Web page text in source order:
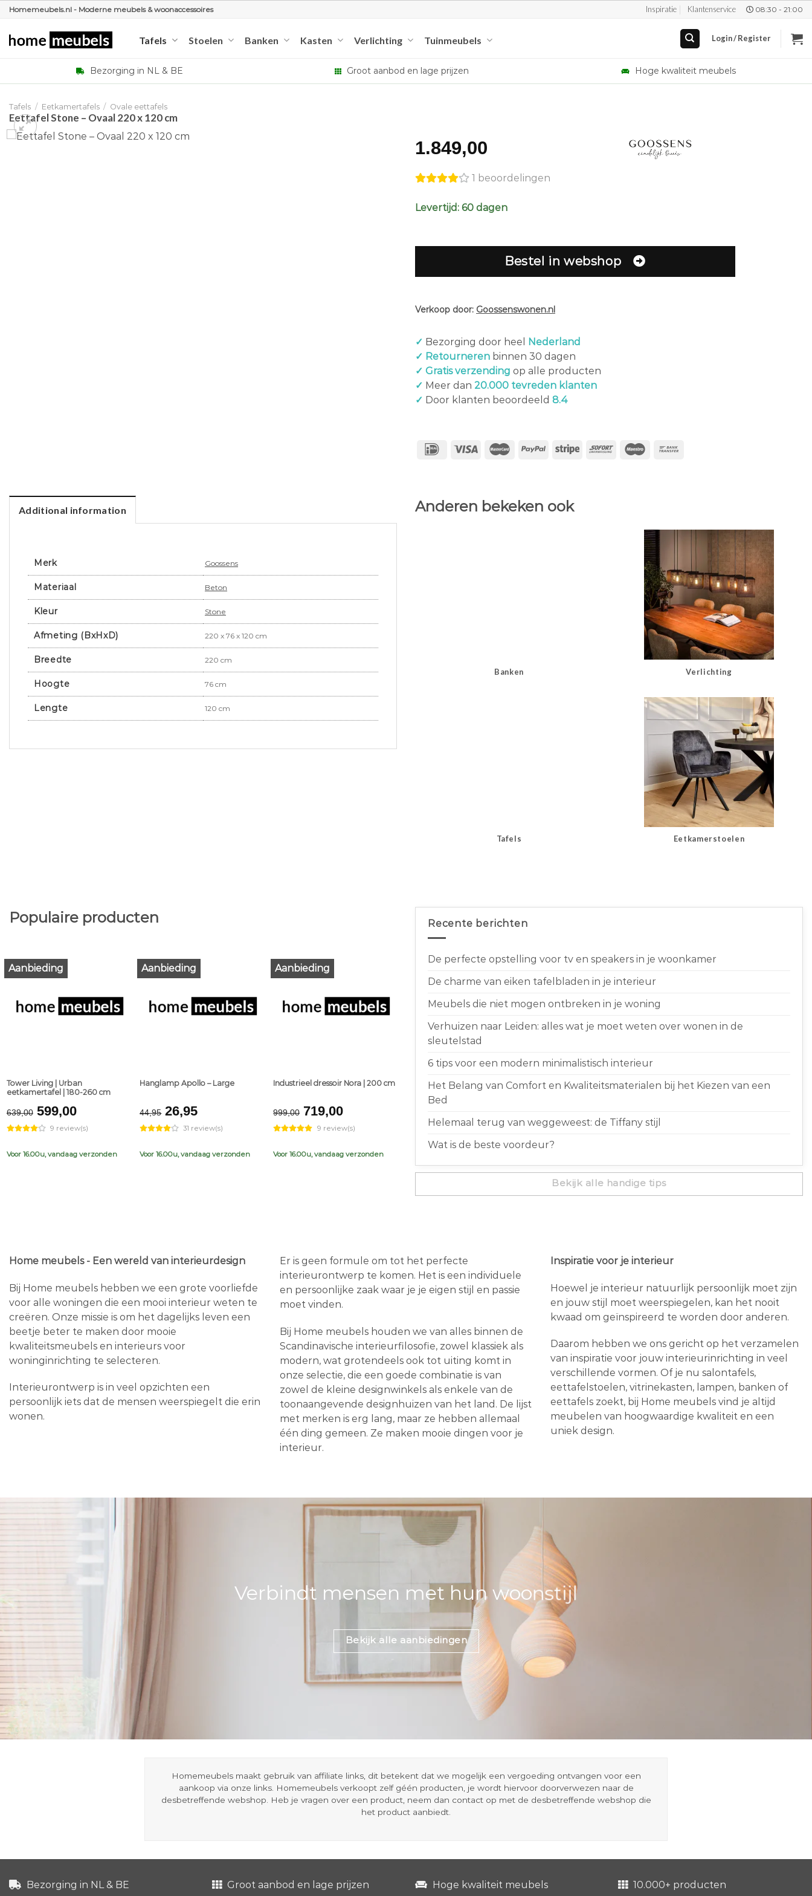
Ga
inhoud
Homemeubels.nl - Moderne meubels & woonaccessoires Inspiratie Klantenservice 08:30 - 21:00
Tafels Stoelen Banken Kasten Verlichting Tuinmeubels Login / Register
Bezorging in NL & BE Groot aanbod en lage prijzen Hoge kwaliteit meubels
Tafels / Eetkamertafels / Ovale eettafels
Eettafel Stone – Ovaal 220 x 120 cm
1.849,00
1 beoordelingen
Levertijd: 60 dagen
Bestel in webshop
Verkoop door: Goossenswonen.nl
✓ Bezorging door heel
Nederland
✓ Retourneren binnen 30 dagen
✓ Gratis verzending op alle producten
✓ Meer dan 20.000 tevreden klanten
✓ Door klanten beoordeeld 8.4
Additional information
Merk Goossens
Materiaal Beton
Kleur Stone
Afmeting (BxHxD) 220 x 76 x 120 cm
Breedte 220 cm
Hoogte 76 cm
Lengte 120 cm
Anderen bekeken ook
Banken Verlichting
Tafels Eetkamerstoelen
Populaire producten
Aanbieding
Tower Living | Urban
eetkamertafel | 180-260 cm
639,00 Original
price
was:
€639,00.
599,00Current
price
is:
€599,00.
9 review(s)
Voor 16.00u, vandaag verzonden
Aanbieding
Hanglamp Apollo – Large
44,95 Original
price
was:
€44,95.
26,95Current
price
is:
€26,95.
31 review(s)
Voor 16.00u, vandaag verzonden
Aanbieding
Industrieel dressoir Nora | 200 cm
999,00 Original
price
was:
€999,00.
719,00Current
price
is:
€719,00.
9 review(s)
Voor 16.00u, vandaag verzonden
Recente berichten
De perfecte opstelling voor tv en speakers in je woonkamer
De charme van eiken tafelbladen in je interieur
Meubels die niet mogen ontbreken in je woning
Verhuizen naar Leiden: alles wat je moet weten over wonen in de
sleutelstad
6 tips voor een modern minimalistisch interieur
Het Belang van Comfort en Kwaliteitsmaterialen bij het Kiezen van een
Bed
Helemaal terug van weggeweest: de Tiffany stijl
Wat is de beste voordeur?
Bekijk alle handige tips
Home meubels - Een wereld van interieurdesign
Bij Home meubels hebben we een grote voorliefde
voor alle woningen die een mooi interieur weten te
creëren. Onze missie is om het dagelijks leven een
beetje beter te maken door mooie
kwaliteitsmeubels en interieurs voor
woninginrichting te selecteren.
Interieurontwerp is in veel opzichten een
persoonlijk iets dat de mensen weerspiegelt die erin
wonen.
Er is geen formule om tot het perfecte
interieurontwerp te komen. Het is een individuele
en persoonlijke zaak waar je je eigen stijl en passie
moet vinden.
Bij Home meubels houden we van alles binnen de
Scandinavische interieurfilosofie, zowel klassiek als
modern, wat grotendeels ook tot uiting komt in
onze selectie, die een goede combinatie is van
zowel de kleine designwinkels als enkele van de
toonaangevende designhuizen van het land. De lijst
met merken is erg lang, maar ze hebben allemaal
één ding gemeen. Ze maken mooie dingen voor je
interieur.
Inspiratie voor je interieur
Hoewel je interieur natuurlijk persoonlijk moet zijn
en jouw stijl moet weerspiegelen, kan het nooit
kwaad om geïnspireerd te worden door anderen.
Daarom hebben we ons gericht op het verzamelen
van inspiratie voor jouw interieurinrichting in veel
verschillende vormen. Of je nu salontafels,
eettafelstoelen, vitrinekasten, lampen, banken of
eettafels zoekt, bij Home meubels vind je altijd
meubelen van hoogwaardige kwaliteit en een
uniek design.
Verbindt mensen met hun woonstijl
Bekijk alle aanbiedingen
Homemeubels maakt gebruik van affiliate links, dit betekent dat we mogelijk een vergoeding ontvangen voor een
aankoop via onze links. Homemeubels verkoopt zelf géén producten, je wordt hiervoor doorverwezen naar de
desbetreffende webshop. Heb je vragen over een product, neem dan contact op met de desbetreffende webshop die
het product aanbiedt.
Bezorging in NL & BE Groot aanbod en lage prijzen Hoge kwaliteit meubels 10.000+ producten